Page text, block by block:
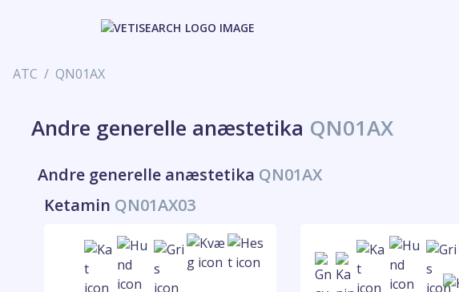
ATC QN01AX
Andre generelle anæstetika QN01AX
Andre generelle anæstetika QN01AX
Ketamin QN01AX03